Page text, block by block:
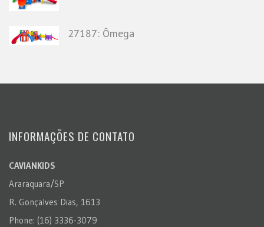
27187: Ômega
INFORMAÇÕES DE CONTATO
CAVIANKIDS
Araraquara/SP
R. Gonçalves Dias, 1613
Phone: (16) 3336-3079